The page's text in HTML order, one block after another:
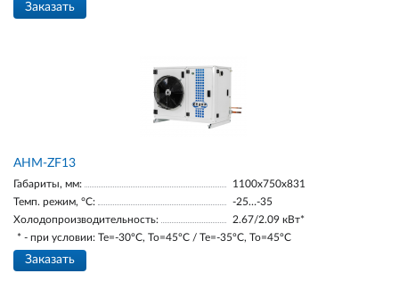
Заказать
AНM-ZF13
Габариты, мм:
1100х750х831
Темп. режим, °С:
-25…-35
Холодопроизводительность:
2.67/2.09 кВт*
* - при условии: Te=-30ºC, To=45ºC / Te=-35ºC, To=45ºC
Заказать